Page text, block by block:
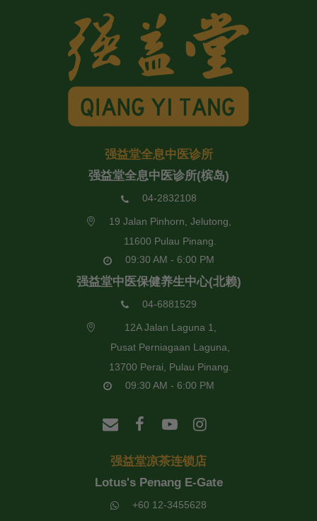
强益堂全息中医诊所
强益堂全息中医诊所(槟岛)
04-2832108
19 Jalan Pinhorn, Jelutong,
11600 Pulau Pinang.
09:30 AM - 6:00 PM
强益堂中医保健养生中心(北赖)
04-6881529
12A Jalan Laguna 1,
Pusat Perniagaan Laguna,
13700 Perai, Pulau Pinang.
09:30 AM - 6:00 PM
强益堂凉茶连锁店
Lotus's Penang E-Gate
+60 12-3455628